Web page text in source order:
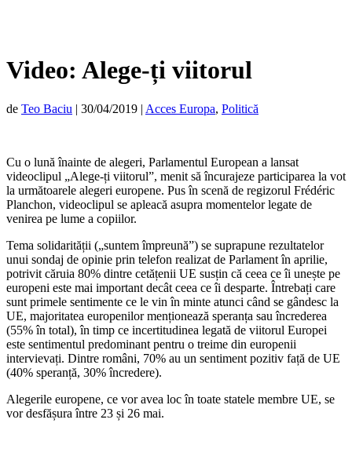
Video: Alege-ți viitorul
de Teo Baciu | 30/04/2019 | Acces Europa, Politică
Cu o lună înainte de alegeri, Parlamentul European a lansat
videoclipul „Alege-ți viitorul”, menit să încurajeze participarea la vot
la următoarele alegeri europene. Pus în scenă de regizorul Frédéric
Planchon, videoclipul se apleacă asupra momentelor legate de
venirea pe lume a copiilor.
Tema solidarității („suntem împreună”) se suprapune rezultatelor
unui sondaj de opinie prin telefon realizat de Parlament în aprilie,
potrivit căruia 80% dintre cetățenii UE susțin că ceea ce îi unește pe
europeni este mai important decât ceea ce îi desparte. Întrebați care
sunt primele sentimente ce le vin în minte atunci când se gândesc la
UE, majoritatea europenilor menționează speranța sau încrederea
(55% în total), în timp ce incertitudinea legată de viitorul Europei
este sentimentul predominant pentru o treime din europenii
intervievați. Dintre români, 70% au un sentiment pozitiv față de UE
(40% speranță, 30% încredere).
Alegerile europene, ce vor avea loc în toate statele membre UE, se
vor desfășura între 23 și 26 mai.